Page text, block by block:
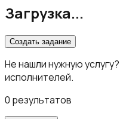
Загрузка...
Создать задание
Не нашли нужную
исполнителей.
0 результатов